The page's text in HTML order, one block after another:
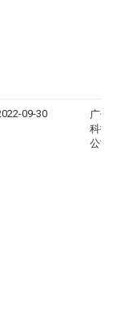
09-30
广州
科技
公司